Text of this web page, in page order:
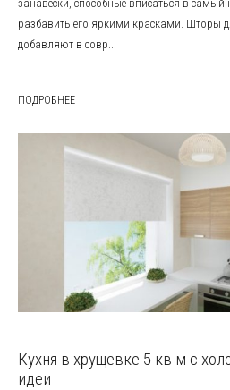
занавески, способные вписаться в самый
разбавить его яркими красками. Шторы
добавляют в совр...
ПОДРОБНЕЕ
Кухня в хрущевке 5 кв м с
идеи